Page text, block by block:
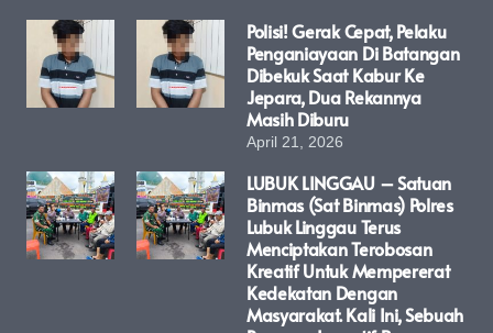
Polisi! Gerak Cepat, Pelaku
Penganiayaan Di Batangan
Dibekuk Saat Kabur Ke
Jepara, Dua Rekannya
Masih Diburu
April 21, 2026
LUBUK LINGGAU – Satuan
Binmas (Sat Binmas) Polres
Lubuk Linggau Terus
Menciptakan Terobosan
Kreatif Untuk Mempererat
Kedekatan Dengan
Masyarakat. Kali Ini, Sebuah